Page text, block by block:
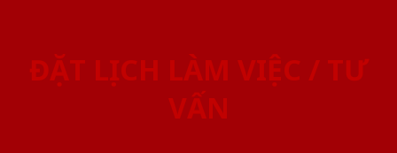
ĐẶT LỊCH LÀM VIỆC / TƯ
VẤN